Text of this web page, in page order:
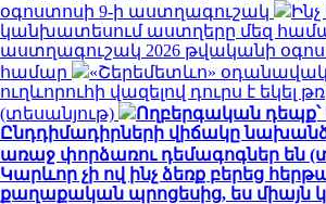
օգոստոսի 9-ի աստղագուշակ
Ինչ
կանխատեսում աստղերը մեզ
աստղագուշակ 2026 թվականի
համար
«Շերեմետևո»
ուղևորուհի վազելով դուրս է եկել
(տեսանյութ)
Ողբերգական դեպք՝
Ընդդիմադիրների վիճակը
առաջ փորձառու դեմագոգներ են
Կարևոր չի ով ինչ ձեռք բերեց
քաղաքական պրոցեսից, ես միայն